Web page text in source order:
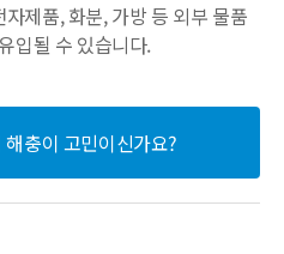
제품, 화분, 가방 등 외부 물품
입될 수 있습니다.
충이 고민이신가요?